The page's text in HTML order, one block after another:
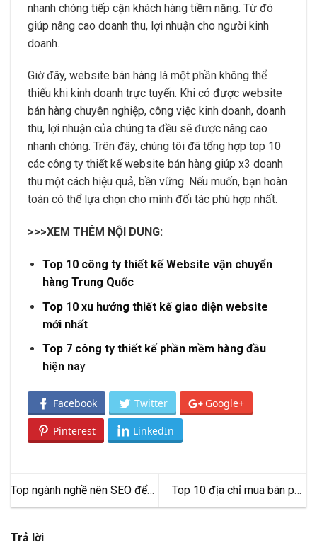
nhanh chóng tiếp cận khách hàng tiềm năng. Từ đó
giúp nâng cao doanh thu, lợi nhuận cho người kinh
doanh.
Giờ đây, website bán hàng là một phần không thể
thiếu khi kinh doanh trực tuyến. Khi có được website
bán hàng chuyên nghiệp, công việc kinh doanh, doanh
thu, lợi nhuận của chúng ta đều sẽ được nâng cao
nhanh chóng. Trên đây, chúng tôi đã tổng hợp top 10
các công ty thiết kế website bán hàng giúp x3 doanh
thu một cách hiệu quả, bền vững. Nếu muốn, bạn hoàn
toàn có thể lựa chọn cho mình đối tác phù hợp nhất.
>>>XEM THÊM NỘI DUNG:
Top 10 công ty thiết kế Website vận chuyển
hàng Trung Quốc
Top 10 xu hướng thiết kế giao diện website
mới nhất
Top 7 công ty thiết kế phần mềm hàng đầu
hiện nay
Facebook Twitter Google+
Pinterest LinkedIn
Top ngành nghề nên SEO để
mang lại hiệu quả kinh doanh
Top 10 địa chỉ mua bán phụ
tùng xe máy TPHCM
Trả lời